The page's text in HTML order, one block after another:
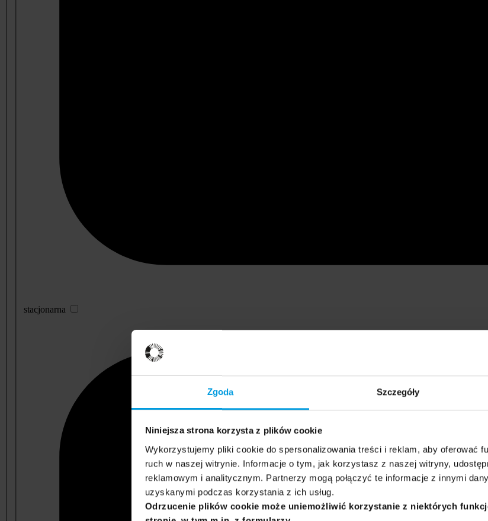
Zgoda Szczegóły
Niniejsza strona korzysta z plików cookie
Wykorzystujemy pliki cookie do spersonalizowania treści i reklam, aby oferować
ruch w naszej witrynie. Informacje o tym, jak korzystasz z naszej witryny,
reklamowym i analitycznym. Partnerzy mogą połączyć te informacje z innymi
uzyskanymi podczas korzystania z ich usług.
Odrzucenie plików cookie może uniemożliwić korzystanie z niektórych
stacjonarna